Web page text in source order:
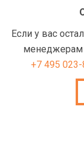
Если у вас
менеджерам
+7 495